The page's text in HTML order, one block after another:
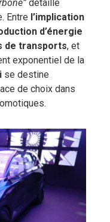
détaille
Entre l’implication
d’énergie
de transports, et
exponentiel de la
se destine
de choix dans